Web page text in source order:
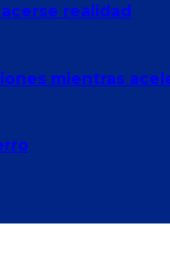
realidad
mientras